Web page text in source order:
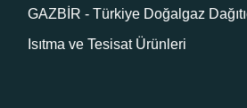
GAZBİR - Türkiye Doğalgaz
Isıtma ve Tesisat Ürünleri